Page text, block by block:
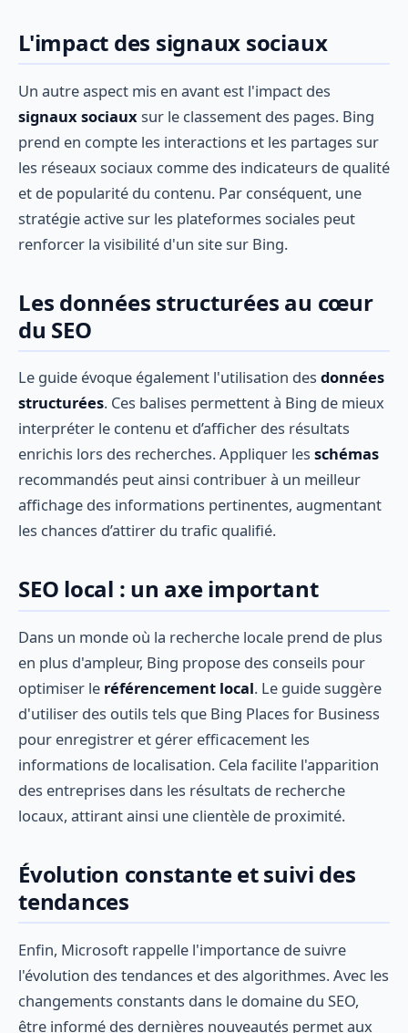
L'impact des signaux sociaux
Un autre aspect mis en avant est l'impact des
signaux sociaux sur le classement des pages. Bing
prend en compte les interactions et les partages sur
les réseaux sociaux comme des indicateurs de qualité
et de popularité du contenu. Par conséquent, une
stratégie active sur les plateformes sociales peut
renforcer la visibilité d'un site sur Bing.
Les données structurées au cœur
du SEO
Le guide évoque également l'utilisation des données
structurées. Ces balises permettent à Bing de mieux
interpréter le contenu et d’afficher des résultats
enrichis lors des recherches. Appliquer les schémas
recommandés peut ainsi contribuer à un meilleur
affichage des informations pertinentes, augmentant
les chances d’attirer du trafic qualifié.
SEO local : un axe important
Dans un monde où la recherche locale prend de plus
en plus d'ampleur, Bing propose des conseils pour
optimiser le référencement local. Le guide suggère
d'utiliser des outils tels que Bing Places for Business
pour enregistrer et gérer efficacement les
informations de localisation. Cela facilite l'apparition
des entreprises dans les résultats de recherche
locaux, attirant ainsi une clientèle de proximité.
Évolution constante et suivi des
tendances
Enfin, Microsoft rappelle l'importance de suivre
l'évolution des tendances et des algorithmes. Avec les
changements constants dans le domaine du SEO,
être informé des dernières nouveautés permet aux